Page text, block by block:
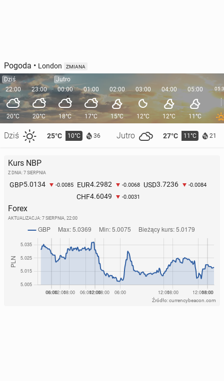
Pogoda • London ZMIANA
Dziś
22:00
20°C
Dziś 25°C 10°C 36 Jutro 27°C 11°C 21
23:00
20°C
Jutro
00:00
18°C
01:00
17°C
02:00
15°C
03:00
12°C
04:00
12°C
05:00
11°C
Kurs NBP
Z DNIA: 7 SIERPNIA
GBP5.0134 -0.0085 EUR4.2982 -0.0068 USD3.7236 -0.0084
CHF4.6049 -0.0031
Forex
AKTUALIZACJA: 7 SIERPNIA, 22:00
Źródło: currencybeacon.com